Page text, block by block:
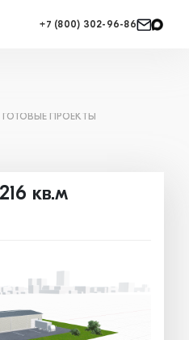
+7 (800) 302-96-86
ГОТОВЫЕ ПРОЕКТЫ
кв.м